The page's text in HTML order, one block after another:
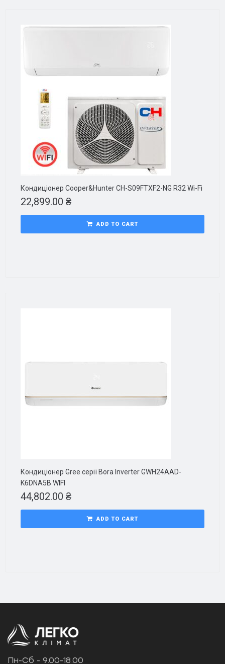
Кондиціонер Cooper&Hunter CH-S09FTXF2-NG R32 Wi-Fi
22,899.00 ₴
ADD TO CART
Кондиціонер Gree серії Bora Inverter GWH24AAD-
K6DNA5B WIFI
44,802.00 ₴
ADD TO CART
Пн-Сб - 9.00-18.00